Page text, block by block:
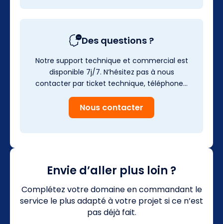
Des questions ?
Notre support technique et commercial est
disponible 7j/7. N’hésitez pas à nous
contacter par ticket technique, téléphone…
Nous contacter
Envie d’aller plus loin ?
Complétez votre domaine en commandant le
service le plus adapté à votre projet si ce n’est
pas déjà fait.